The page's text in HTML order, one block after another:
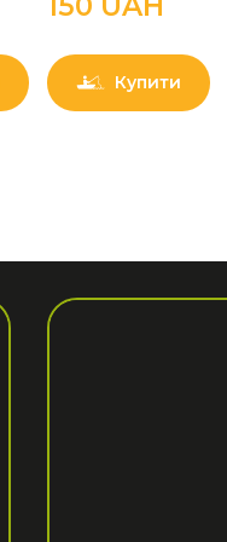
Купити